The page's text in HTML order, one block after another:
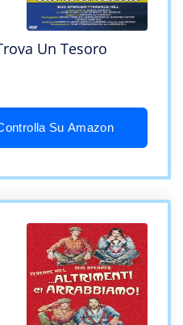
Un Tesoro
Su Amazon